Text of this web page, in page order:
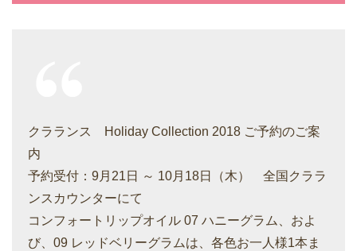
クラランス Holiday Collection 2018 ご予約のご案
内
予約受付：9月21日 ～ 10月18日（木） 全国クララ
ンスカウンターにて
コンフォートリップオイル 07 ハニーグラム、およ
び、09 レッドベリーグラムは、各色お一人様1本ま